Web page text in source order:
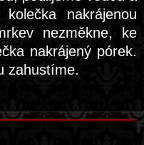
nakrájenou
nezměkne, ke
nakrájený pórek.
zahustíme.